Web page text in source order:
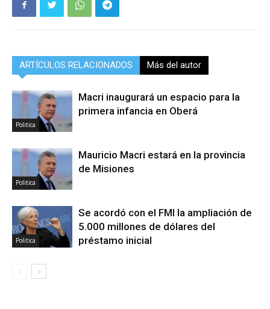
ARTÍCULOS RELACIONADOS Más del autor
Politica
Macri inaugurará un espacio para la
primera infancia en Oberá
Politica
Mauricio Macri estará en la provincia
de Misiones
Politica
Se acordó con el FMI la ampliación de
5.000 millones de dólares del
préstamo inicial